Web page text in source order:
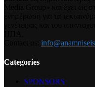
Categories
SPONSORS